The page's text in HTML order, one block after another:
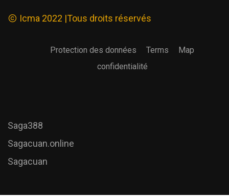
Icma 2022 |Tous droits réservés
Protection des données Terms
Map
confidentialité
Saga388
Sagacuan.online
Sagacuan